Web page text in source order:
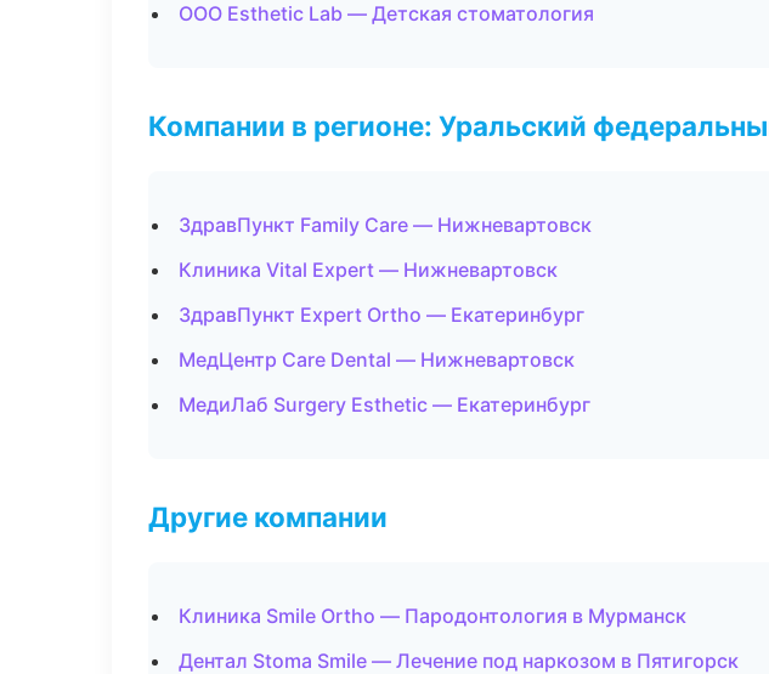
ООО Esthetic Lab — Детская стоматология
Компании в регионе: Уральский
ЗдравПункт Family Care — Нижневартовск
Клиника Vital Expert — Нижневартовск
ЗдравПункт Expert Ortho — Екатеринбург
МедЦентр Care Dental — Нижневартовск
МедиЛаб Surgery Esthetic — Екатеринбург
Другие компании
Клиника Smile Ortho — Пародонтология в Мурманск
Дентал Stoma Smile — Лечение под наркозом в Пятигорск